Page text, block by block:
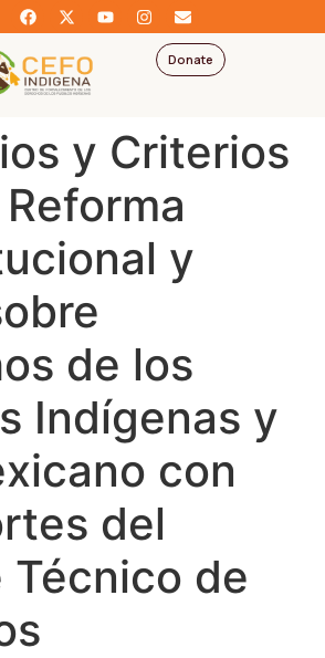
Donate
y Criterios
y
de los
Indígenas y
con
del
Técnico de